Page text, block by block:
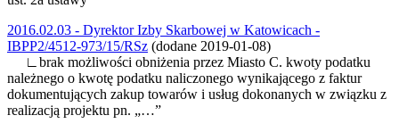
2016.02.03 - Dyrektor Izby Skarbowej w Katowicach -
IBPP2/4512-973/15/RSz (dodane 2019-01-08)
∟brak możliwości obniżenia przez Miasto C. kwoty podatku
należnego o kwotę podatku naliczonego wynikającego z faktur
dokumentujących zakup towarów i usług dokonanych w związku z
realizacją projektu pn. „…”